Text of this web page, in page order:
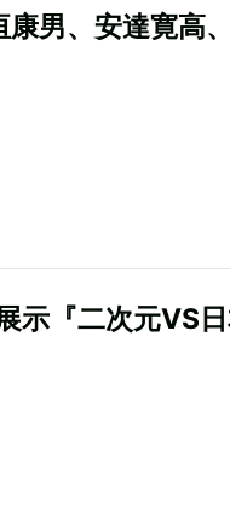
男、安達寛高
示『二次元VS